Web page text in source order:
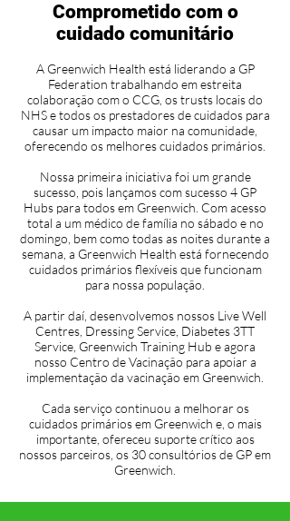
Comprometido com o
cuidado comunitário
A Greenwich Health está liderando a GP
Federation trabalhando em estreita
colaboração com o CCG, os trusts locais do
NHS e todos os prestadores de cuidados para
causar um impacto maior na comunidade,
oferecendo os melhores cuidados primários.
Nossa primeira iniciativa foi um grande
sucesso, pois lançamos com sucesso 4 GP
Hubs para todos em Greenwich. Com acesso
total a um médico de família no sábado e no
domingo, bem como todas as noites durante a
semana, a Greenwich Health está fornecendo
cuidados primários flexíveis que funcionam
para nossa população.
A partir daí, desenvolvemos nossos Live Well
Centres, Dressing Service, Diabetes 3TT
Service, Greenwich Training Hub e agora
nosso Centro de Vacinação para apoiar a
implementação da vacinação em Greenwich.
Cada serviço continuou a melhorar os
cuidados primários em Greenwich e, o mais
importante, ofereceu suporte crítico aos
nossos parceiros, os 30 consultórios de GP em
Greenwich.